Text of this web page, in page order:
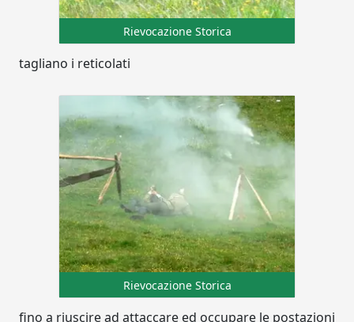
Rievocazione Storica
tagliano i reticolati
Rievocazione Storica
fino a riuscire ad attaccare ed occupare le postazioni